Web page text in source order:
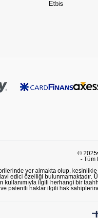
Etbis
© 2025
- Tüm
yer almakta olup,
edici özelliği
ilgili herhangi bir
patentli haklar ilgili hak